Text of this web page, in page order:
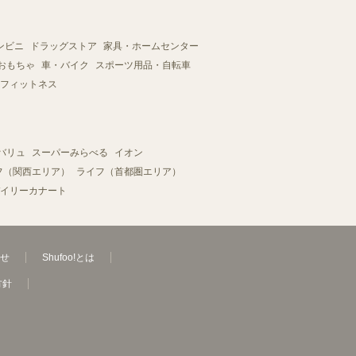
ビニ ドラッグストア
家具・ホームセンター
もちゃ
車・バイク
スポーツ用品・自転車
ィットネス
リュ スーパーみらべる
イオン
関西エリア）
ライフ（首都圏エリア）
リーカナート
Shufoo!とは
針